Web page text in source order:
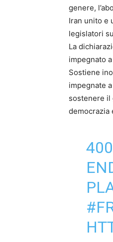
genere,
Iran unito e
legislatori
La
impegnato
Sostiene
impegnate
sostenere il
democrazia